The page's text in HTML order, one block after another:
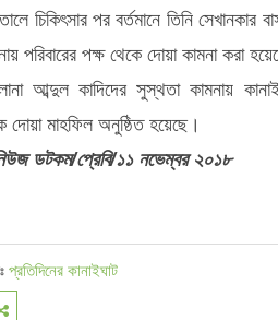
চাইলেন সবার সহযোগিতা
লোভাছড়ার জব্দকৃত পাথর পা'চা'র'কালে
গ্রে'ফ'তার ২
রাত পোহালেই কানাইঘাটে এনসিপির
কেন্দ্রীয় নেতারা
ধনমাইরমাটি সরকারি প্রাথমিক বিদ্যালয়ের
করা পাথর লুট
চিকিৎসার পর বর্তমানে তিনি
পরিবারের পক্ষ থেকে দোয়া কামনা করা
আব্দুল কাদিদের সুস্থতা কামনায়
দোয়া মাহফিল অনুষ্ঠিত হয়েছে।
ডটকম/প্রেবি/১১ নভেম্বর ২০১৮
প্রতিদিনের কানাইঘাট